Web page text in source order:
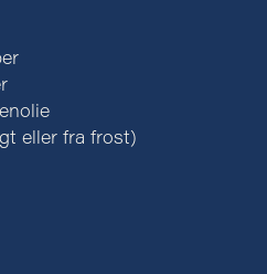
eller fra frost)